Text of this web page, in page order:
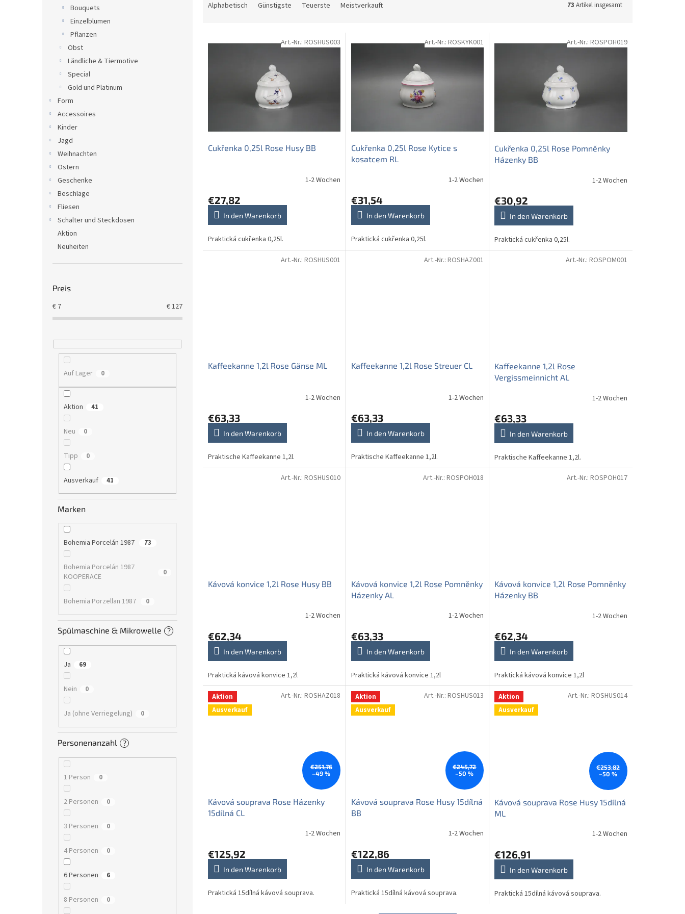
Bouquets
Einzelblumen
Pflanzen
Obst
Ländliche & Tiermotive
Special
Gold und Platinum
Form
Accessoires
Kinder
Jagd
Weihnachten
Ostern
Geschenke
Beschläge
Fliesen
Schalter und Steckdosen
Aktion
Neuheiten
Preis
€ 7 €127
Auf Lager 0
Aktion 41
Neu 0
Tipp 0
Ausverkauf 41
Marken
Bohemia Porcelán 1987 73
Bohemia Porcelán 1987
KOOPERACE
0
Bohemia Porzellan 1987 0
Spülmaschine & Mikrowelle ?
Ja 69
Nein 0
Ja (ohne Verriegelung) 0
Personenanzahl ?
1 Person 0
2 Personen 0
3 Personen 0
4 Personen 0
6 Personen 6
8 Personen 0
Alphabetisch Günstigste Teuerste Meistverkauft 73 Artikel insgesamt
Cukřenka 0,25l Rose Husy BB
1-2 Wochen
€27,82
In den Warenkorb
Praktická cukřenka 0,25l.
Art.-Nr.: ROSHUS003
Cukřenka 0,25l Rose Kytice s
kosatcem RL
1-2 Wochen
€31,54
In den Warenkorb
Praktická cukřenka 0,25l.
Art.-Nr.: ROSKYK001
Cukřenka 0,25l Rose Pomněnky
Házenky BB
1-2 Wochen
€30,92
In den Warenkorb
Praktická cukřenka 0,25l.
Art.-Nr.: ROSPOH019
Kaffeekanne 1,2l Rose Gänse ML
1-2 Wochen
€63,33
In den Warenkorb
Praktische Kaffeekanne 1,2l.
Art.-Nr.: ROSHUS001
Kaffeekanne 1,2l Rose Streuer CL
1-2 Wochen
€63,33
In den Warenkorb
Praktische Kaffeekanne 1,2l.
Art.-Nr.: ROSHAZ001
Kaffeekanne 1,2l Rose
Vergissmeinnicht AL
1-2 Wochen
€63,33
In den Warenkorb
Praktische Kaffeekanne 1,2l.
Art.-Nr.: ROSPOM001
Kávová konvice 1,2l Rose Husy BB
1-2 Wochen
€62,34
In den Warenkorb
Praktická kávová konvice 1,2l
Art.-Nr.: ROSHUS010
Kávová konvice 1,2l Rose Pomněnky
Házenky AL
1-2 Wochen
€63,33
In den Warenkorb
Praktická kávová konvice 1,2l
Art.-Nr.: ROSPOH018
Kávová konvice 1,2l Rose Pomněnky
Házenky BB
1-2 Wochen
€62,34
In den Warenkorb
Praktická kávová konvice 1,2l
Art.-Nr.: ROSPOH017
Aktion
Ausverkauf
€251,76
–49 %
Kávová souprava Rose Házenky
15dílná CL
1-2 Wochen
€125,92
In den Warenkorb
Praktická 15dílná kávová souprava.
Art.-Nr.: ROSHAZ018
Aktion
Ausverkauf
€245,72
–50 %
Kávová souprava Rose Husy 15dílná
BB
1-2 Wochen
€122,86
In den Warenkorb
Praktická 15dílná kávová souprava.
Art.-Nr.: ROSHUS013
Aktion
Ausverkauf
€253,82
–50 %
Kávová souprava Rose Husy 15dílná
ML
1-2 Wochen
€126,91
In den Warenkorb
Praktická 15dílná kávová souprava.
Art.-Nr.: ROSHUS014